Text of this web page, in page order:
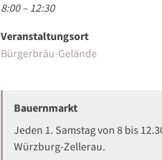
8:00 – 12:30
Veranstaltungsort
Bürgerbräu-Gelände
Bauernmarkt
Jeden 1. Samstag von 8 bis
Würzburg-Zellerau.